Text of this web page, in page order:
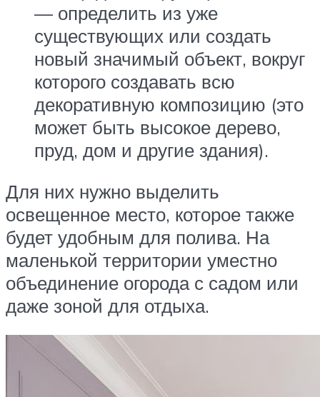
— определить из уже
существующих или создать
новый значимый объект, вокруг
которого создавать всю
декоративную композицию (это
может быть высокое дерево,
пруд, дом и другие здания).
Для них нужно выделить
освещенное место, которое также
будет удобным для полива. На
маленькой территории уместно
объединение огорода с садом или
даже зоной для отдыха.